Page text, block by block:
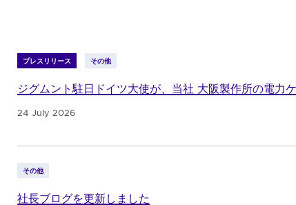
プレスリリース その他
ジグムント駐日ドイツ大使が、当社 大阪製作所の電力
24 July 2026
その他
社長ブログを更新しました